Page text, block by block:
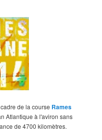
de la course Rames
Atlantique à l'aviron sans
de 4700 kilomètres.